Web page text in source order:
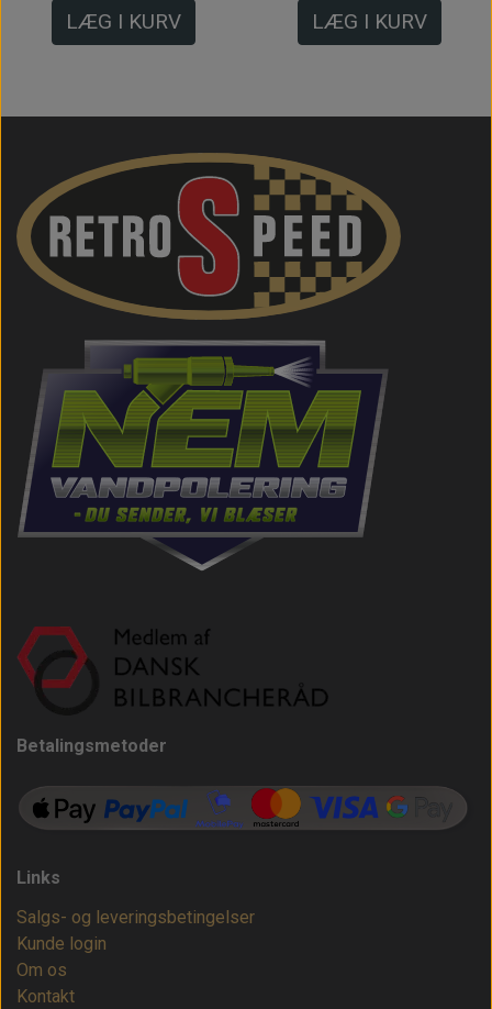
LÆG I KURV LÆG I KURV
Betalingsmetoder
Links
Salgs- og leveringsbetingelser
Kunde login
Om os
Kontakt